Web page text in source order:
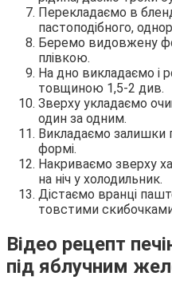
Перекладаємо в
пастоподібного,
Беремо видовжену
плівкою.
На дно викладаємо і
товщиною 1,5-2 див.
Зверху укладаємо
один за одним.
Викладаємо залишки
формі.
Накриваємо зверху
на ніч у холодильник.
Дістаємо вранці
товстими
Відео рецепт
під яблучним